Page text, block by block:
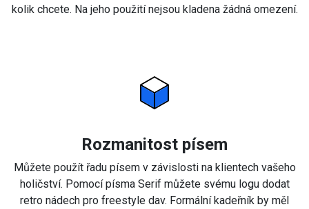
kolik chcete. Na jeho použití nejsou kladena žádná omezení.
Rozmanitost písem
Můžete použít řadu písem v závislosti na klientech vašeho
holičství. Pomocí písma Serif můžete svému logu dodat
retro nádech pro freestyle dav. Formální kadeřník by měl